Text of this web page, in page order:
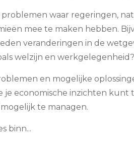
waar regeringen,
mee te maken hebben.
veranderingen in de
welzijn en werkgelegenheid?
en mogelijke
je economische inzichten kunt
te managen.
binn...